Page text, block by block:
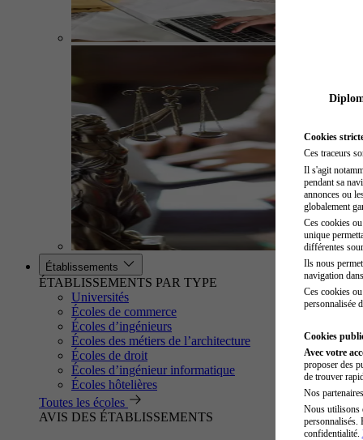
Établissements
ÉTABLISSEMENTS PAR TYPE
Universités
Écoles de commerce
Écoles d’ingénieurs
Écoles des métiers de l’architecture
Écoles de droit
Écoles d’ingénieur informatique
Écoles hôtelières
Toutes les écoles
AVIS DES ÉTABLISSEMENTS
Cookies
Ces traceurs
Il s'agit
pendant sa
annonces ou
globalement
Ces cookies
unique
différentes
Ils nous
navigation
Ces cookies
personnalisée
Cookies
Avec votre
proposer des
de trouver
Nos
Nous utilisons
personnalisés.
confidentialité.